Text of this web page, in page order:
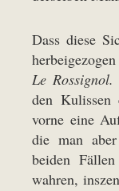
Dass diese
Le Rossignol.
den Kulissen
vorne eine
die man
beiden
wahren,